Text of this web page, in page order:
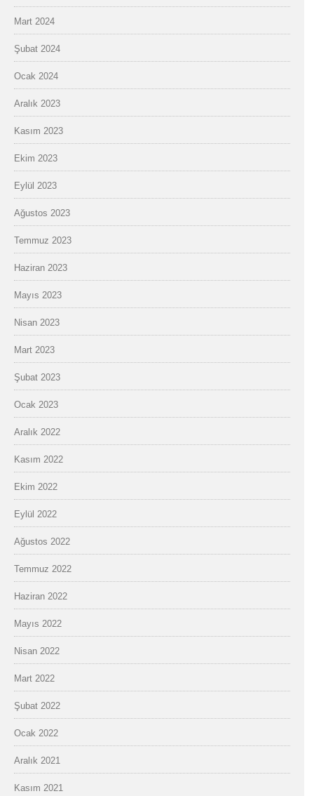
Mart 2024
Şubat 2024
Ocak 2024
Aralık 2023
Kasım 2023
Ekim 2023
Eylül 2023
Ağustos 2023
Temmuz 2023
Haziran 2023
Mayıs 2023
Nisan 2023
Mart 2023
Şubat 2023
Ocak 2023
Aralık 2022
Kasım 2022
Ekim 2022
Eylül 2022
Ağustos 2022
Temmuz 2022
Haziran 2022
Mayıs 2022
Nisan 2022
Mart 2022
Şubat 2022
Ocak 2022
Aralık 2021
Kasım 2021